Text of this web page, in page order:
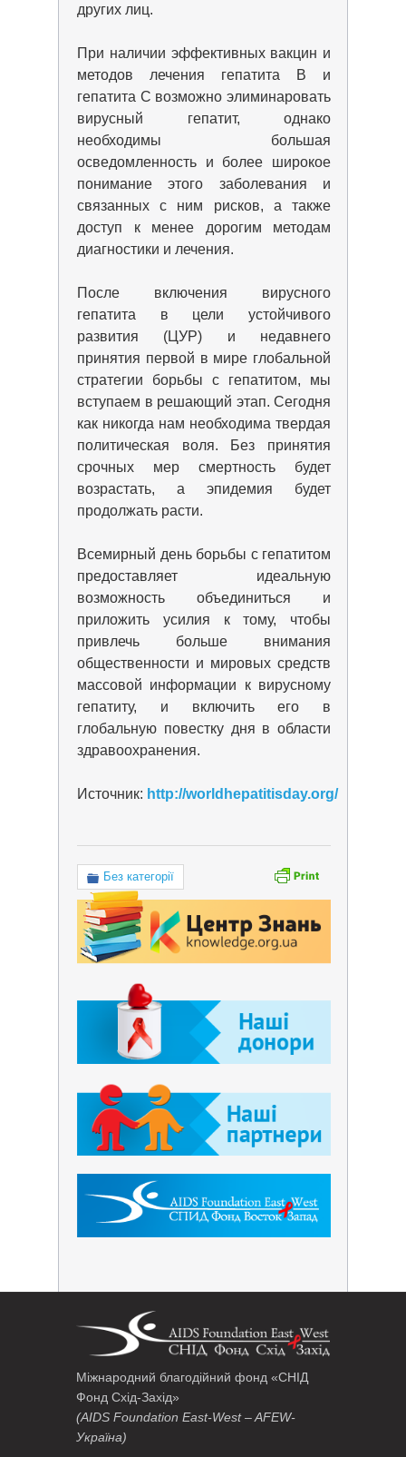
других лиц.
При наличии эффективных вакцин и
методов лечения гепатита В и
гепатита С возможно элиминаровать
вирусный гепатит, однако
необходимы большая
осведомленность и более широкое
понимание этого заболевания и
связанных с ним рисков, а также
доступ к менее дорогим методам
диагностики и лечения.
После включения вирусного
гепатита в цели устойчивого
развития (ЦУР) и недавнего
принятия первой в мире глобальной
стратегии борьбы с гепатитом, мы
вступаем в решающий этап. Сегодня
как никогда нам необходима твердая
политическая воля. Без принятия
срочных мер смертность будет
возрастать, а эпидемия будет
продолжать расти.
Всемирный день борьбы с гепатитом
предоставляет идеальную
возможность объединиться и
приложить усилия к тому, чтобы
привлечь больше внимания
общественности и мировых средств
массовой информации к вирусному
гепатиту, и включить его в
глобальную повестку дня в области
здравоохранения.
Источник: http://worldhepatitisday.org/
Без категорії
Міжнародний благодійний фонд «СНІД
Фонд Схід-Захід»
(AIDS Foundation East-West – AFEW-
Україна)